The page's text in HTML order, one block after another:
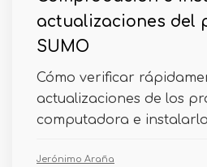
actualizaciones del
SUMO
Cómo verificar
actualizaciones de los
computadora e
Jerónimo Araña